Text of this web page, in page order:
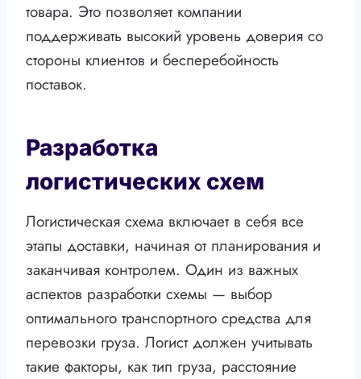
товара. Это позволяет компании
поддерживать высокий уровень доверия со
стороны клиентов и бесперебойность
поставок.
Разработка
логистических схем
Логистическая схема включает в себя все
этапы доставки, начиная от планирования и
заканчивая контролем. Один из важных
аспектов разработки схемы — выбор
оптимального транспортного средства для
перевозки груза. Логист должен учитывать
такие факторы, как тип груза, расстояние